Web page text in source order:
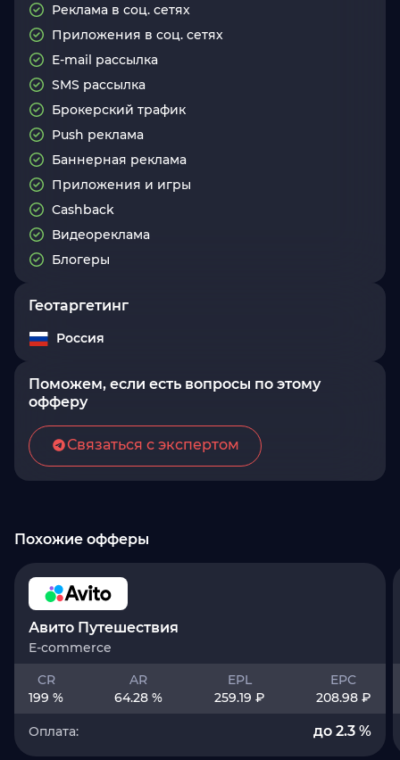
Реклама в соц. сетях
Приложения в соц. сетях
E-mail рассылка
SMS рассылка
Брокерский трафик
Push реклама
Баннерная реклама
Приложения и игры
Cashback
Видеореклама
Блогеры
Геотаргетинг
Россия
Поможем, если есть вопросы по этому
офферу
Связаться с экспертом
Похожие офферы
Авито Путешествия
E-commerce
CR
199 %
AR
64.28 %
EPL
259.19 ₽
EPC
208.98 ₽
Оплата: до 2.3 %